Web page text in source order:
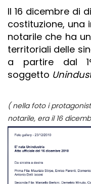
Il 16 dicembre di
costituzione, una
notarile che ha
territoriali delle
a partire dal 1°
soggetto
( nella foto i
notarile, era il 16